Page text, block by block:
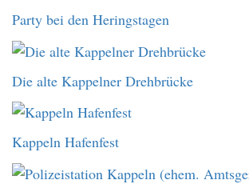
Party bei den Heringstagen
Die alte Kappelner Drehbrücke
Kappeln Hafenfest